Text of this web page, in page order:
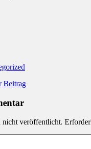
Beitrag
veröffentlicht.